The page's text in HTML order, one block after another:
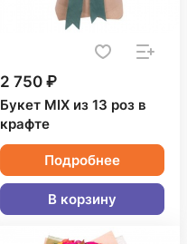
2 750 ₽
Букет MIX из 13 роз в
крафте
Подробнее
В корзину